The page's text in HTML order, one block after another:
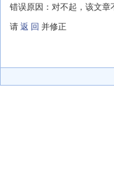
错误原因：对不起，该文章
请 返 回 并修正